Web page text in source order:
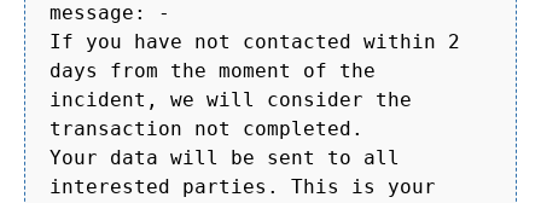
message: -
If you have not contacted within 2
days from the moment of the
incident, we will consider the
transaction not completed.
Your data will be sent to all
interested parties. This is your